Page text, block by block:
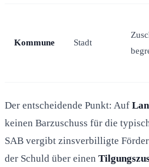
Kommune Stadt
Der entscheidende Punkt: Auf
keinen Barzuschuss für die
SAB vergibt zinsverbilligte
der Schuld über einen